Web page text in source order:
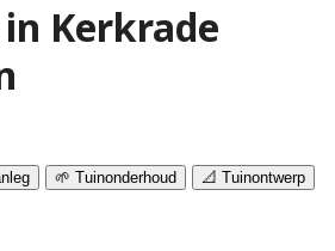
Kerkrade
🌱 Tuinonderhoud 📐 Tuinontwerp